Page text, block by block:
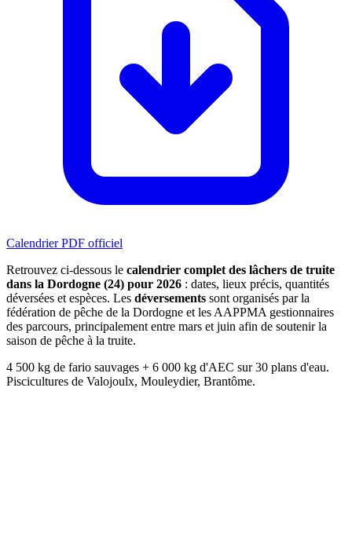
Calendrier PDF officiel
Retrouvez ci-dessous le calendrier complet des lâchers de truite
dans la Dordogne (24) pour 2026 : dates, lieux précis, quantités
déversées et espèces. Les déversements sont organisés par la
fédération de pêche de la Dordogne et les AAPPMA gestionnaires
des parcours, principalement entre mars et juin afin de soutenir la
saison de pêche à la truite.
4 500 kg de fario sauvages + 6 000 kg d'AEC sur 30 plans d'eau.
Piscicultures de Valojoulx, Mouleydier, Brantôme.